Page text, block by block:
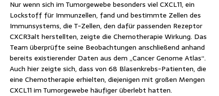
Nur wenn sich im Tumorgewebe besonders viel CXCL11, ein
Lockstoff für Immunzellen, fand und bestimmte Zellen des
Immunsystems, die T-Zellen, den dafür passenden Rezeptor
CXCR3alt herstellten, zeigte die Chemotherapie Wirkung. Das
Team überprüfte seine Beobachtungen anschließend anhand
bereits existierender Daten aus dem „Cancer Genome Atlas“.
Auch hier zeigte sich, dass von 68 Blasenkrebs-Patienten, die
eine Chemotherapie erhielten, diejenigen mit großen Mengen
CXCL11 im Tumorgewebe häufiger überlebt hatten.